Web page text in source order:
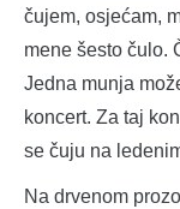
čujem, osjećam,
mene šesto čulo.
Jedna munja
koncert. Za taj
se čuju na
Na drvenom